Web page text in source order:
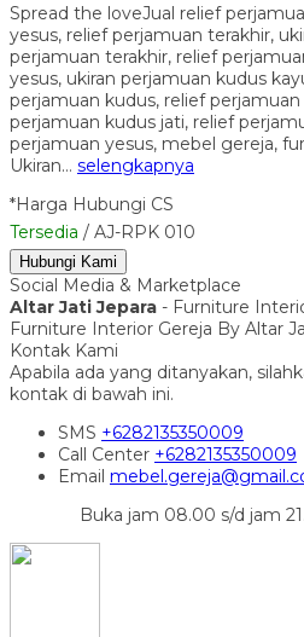
Spread the loveJual relief
yesus, relief perjamuan terakhir,
perjamuan terakhir, relief
yesus, ukiran perjamuan kudus
perjamuan kudus, relief
perjamuan kudus jati, relief
perjamuan yesus, mebel gereja,
Ukiran… selengkapnya
*Harga Hubungi CS
Tersedia / AJ-RPK 010
Hubungi Kami
Social Media & Marketplace
Altar Jati Jepara - Furniture
Furniture Interior Gereja By Altar
Kontak Kami
Apabila ada yang ditanyakan,
kontak di bawah ini.
SMS +6282135350009
Call Center +6282135350009
Email
Buka jam 08.00 s/d jam